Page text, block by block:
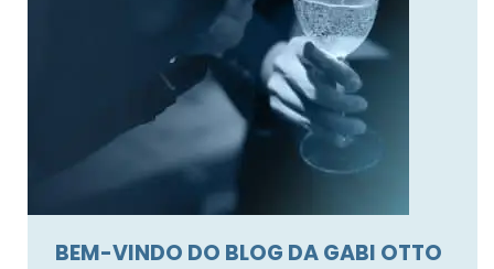
BEM-VINDO DO BLOG DA GABI OTTO